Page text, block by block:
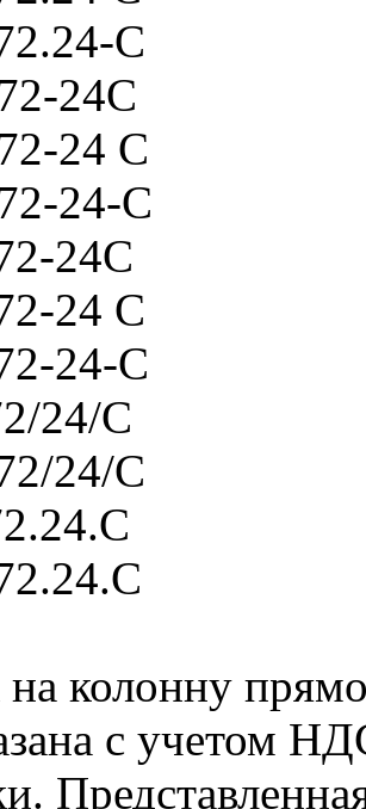
C
24C
24 C
24-C
24C
24 C
24-C
24/C
24/C
колонну
с учетом